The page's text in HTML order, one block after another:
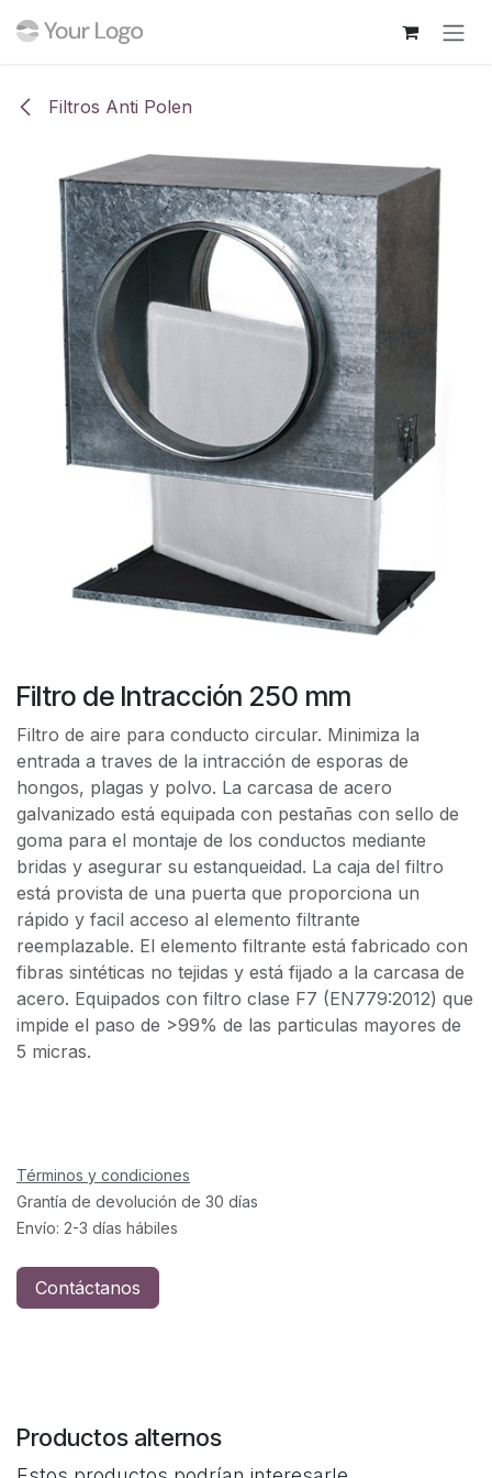
Filtros Anti Polen
Filtro de Intracción 250 mm
Filtro de aire para conducto circular. Minimiza la
entrada a traves de la intracción de esporas de
hongos, plagas y polvo. La carcasa de acero
galvanizado está equipada con pestañas con sello de
goma para el montaje de los conductos mediante
bridas y asegurar su estanqueidad. La caja del filtro
está provista de una puerta que proporciona un
rápido y facil acceso al elemento filtrante
reemplazable. El elemento filtrante está fabricado con
fibras sintéticas no tejidas y está fijado a la carcasa de
acero. Equipados con filtro clase F7 (EN779:2012) que
impide el paso de >99% de las particulas mayores de
5 micras.
Términos y condiciones
Grantía de devolución de 30 días
Envío: 2-3 días hábiles
Contáctanos
Productos alternos